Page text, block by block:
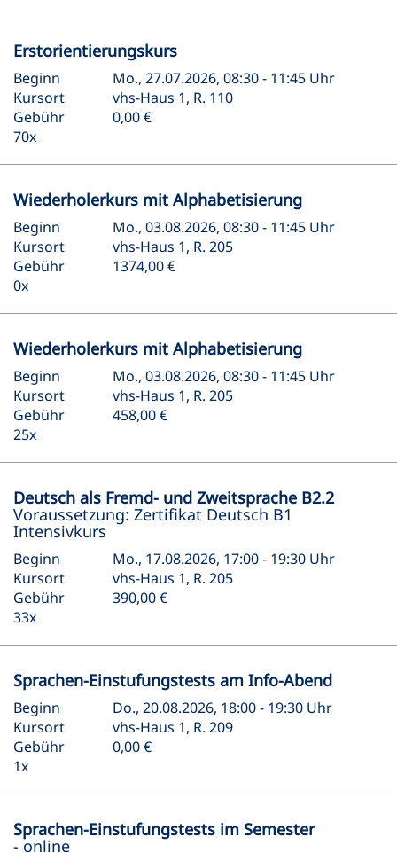
Erstorientierungskurs
Beginn
Mo., 27.07.2026, 08:30 - 11:45 Uhr
Kursort
vhs-Haus 1, R. 110
Gebühr
0,00 €
70x
Wiederholerkurs mit Alphabetisierung
Beginn
Mo., 03.08.2026, 08:30 - 11:45 Uhr
Kursort
vhs-Haus 1, R. 205
Gebühr
1374,00 €
0x
Wiederholerkurs mit Alphabetisierung
Beginn
Mo., 03.08.2026, 08:30 - 11:45 Uhr
Kursort
vhs-Haus 1, R. 205
Gebühr
458,00 €
25x
Deutsch als Fremd- und Zweitsprache B2.2
Voraussetzung: Zertifikat Deutsch B1
Intensivkurs
Beginn
Mo., 17.08.2026, 17:00 - 19:30 Uhr
Kursort
vhs-Haus 1, R. 205
Gebühr
390,00 €
33x
Sprachen-Einstufungstests am Info-Abend
Beginn
Do., 20.08.2026, 18:00 - 19:30 Uhr
Kursort
vhs-Haus 1, R. 209
Gebühr
0,00 €
1x
Sprachen-Einstufungstests im Semester
- online